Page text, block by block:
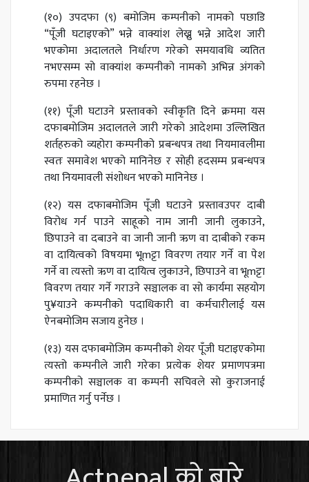
(१०) उपदफा (९) बमोजिम कम्पनीको नामको पछाडि
“पूँजी घटाइएको” भन्ने वाक्यांश लेख्नु भन्ने आदेश जारी
भएकोमा अदालतले निर्धारण गरेको समयावधि व्यतित
नभएसम्म सो वाक्यांश कम्पनीको नामको अभिन्न अंगको
रुपमा रहनेछ ।
(११) पूँजी घटाउने प्रस्तावको स्वीकृति दिने क्रममा यस
दफाबमोजिम अदालतले जारी गरेको आदेशमा उल्लिखित
शर्तहरुको व्यहोरा कम्पनीको प्रबन्धपत्र तथा नियमावलीमा
स्वतः समावेश भएको मानिनेछ र सोही हदसम्म प्रबन्धपत्र
तथा नियमावली संशोधन भएको मानिनेछ ।
(१२) यस दफाबमोजिम पूँजी घटाउने प्रस्तावउपर दाबी
विरोध गर्न पाउने साहूको नाम जानी जानी लुकाउने,
छिपाउने वा दबाउने वा जानी जानी ऋण वा दाबीको रकम
वा दायित्वको विषयमा भूmट्टा विवरण तयार गर्ने वा पेश
गर्ने वा त्यस्तो ऋण वा दायित्व लुकाउने, छिपाउने वा भूmट्टा
विवरण तयार गर्ने गराउने सञ्चालक वा सो कार्यमा सहयोग
पु¥याउने कम्पनीको पदाधिकारी वा कर्मचारीलाई यस
ऐनबमोजिम सजाय हुनेछ ।
(१३) यस दफाबमोजिम कम्पनीको शेयर पूँजी घटाइएकोमा
त्यस्तो कम्पनीले जारी गरेका प्रत्येक शेयर प्रमाणपत्रमा
कम्पनीको सञ्चालक वा कम्पनी सचिवले सो कुराजनाई
प्रमाणित गर्नु पर्नेछ ।